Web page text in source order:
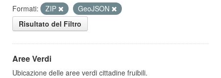
Formati: ZIP
GeoJSON
Risultato del Filtro
Aree Verdi
Ubicazione delle aree verdi cittadine fruibili.